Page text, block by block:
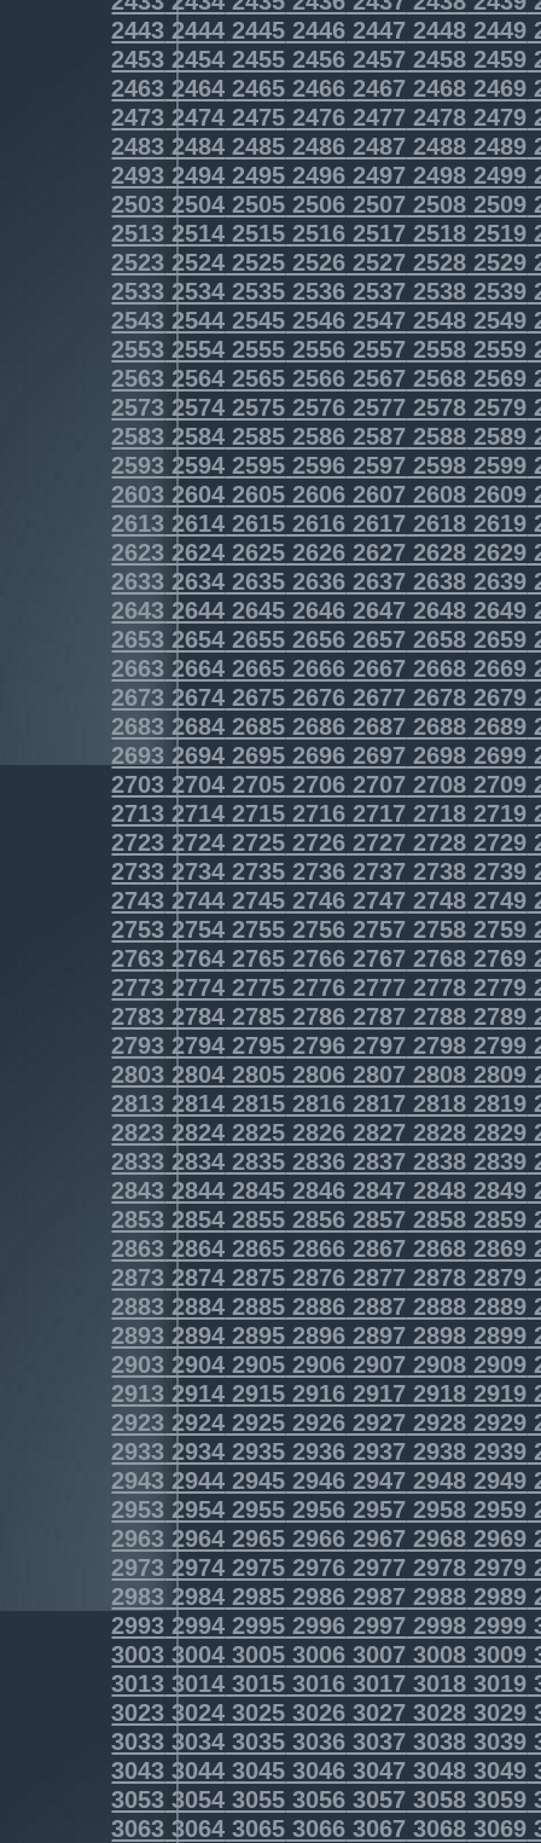
2443 2444 2445 2446 2447 2448 2449
2453 2454 2455 2456 2457 2458 2459
2463 2464 2465 2466 2467 2468 2469
2473 2474 2475 2476 2477 2478 2479
2483 2484 2485 2486 2487 2488 2489
2493 2494 2495 2496 2497 2498 2499
2503 2504 2505 2506 2507 2508 2509
2513 2514 2515 2516 2517 2518 2519
2523 2524 2525 2526 2527 2528 2529
2533 2534 2535 2536 2537 2538 2539
2543 2544 2545 2546 2547 2548 2549
2553 2554 2555 2556 2557 2558 2559
2563 2564 2565 2566 2567 2568 2569
2573 2574 2575 2576 2577 2578 2579
2583 2584 2585 2586 2587 2588 2589
2593 2594 2595 2596 2597 2598 2599
2603 2604 2605 2606 2607 2608 2609
2613 2614 2615 2616 2617 2618 2619
2623 2624 2625 2626 2627 2628 2629
2633 2634 2635 2636 2637 2638 2639
2643 2644 2645 2646 2647 2648 2649
2653 2654 2655 2656 2657 2658 2659
2663 2664 2665 2666 2667 2668 2669
2673 2674 2675 2676 2677 2678 2679
2683 2684 2685 2686 2687 2688 2689
2693 2694 2695 2696 2697 2698 2699
2703 2704 2705 2706 2707 2708 2709
2713 2714 2715 2716 2717 2718 2719
2723 2724 2725 2726 2727 2728 2729
2733 2734 2735 2736 2737 2738 2739
2743 2744 2745 2746 2747 2748 2749
2753 2754 2755 2756 2757 2758 2759
2763 2764 2765 2766 2767 2768 2769
2773 2774 2775 2776 2777 2778 2779
2783 2784 2785 2786 2787 2788 2789
2793 2794 2795 2796 2797 2798 2799
2803 2804 2805 2806 2807 2808 2809
2813 2814 2815 2816 2817 2818 2819
2823 2824 2825 2826 2827 2828 2829
2833 2834 2835 2836 2837 2838 2839
2843 2844 2845 2846 2847 2848 2849
2853 2854 2855 2856 2857 2858 2859
2863 2864 2865 2866 2867 2868 2869
2873 2874 2875 2876 2877 2878 2879
2883 2884 2885 2886 2887 2888 2889
2893 2894 2895 2896 2897 2898 2899
2903 2904 2905 2906 2907 2908 2909
2913 2914 2915 2916 2917 2918 2919
2923 2924 2925 2926 2927 2928 2929
2933 2934 2935 2936 2937 2938 2939
2943 2944 2945 2946 2947 2948 2949
2953 2954 2955 2956 2957 2958 2959
2963 2964 2965 2966 2967 2968 2969
2973 2974 2975 2976 2977 2978 2979
2983 2984 2985 2986 2987 2988 2989
2993 2994 2995 2996 2997 2998 2999
3003 3004 3005 3006 3007 3008 3009
3013 3014 3015 3016 3017 3018 3019
3023 3024 3025 3026 3027 3028 3029
3033 3034 3035 3036 3037 3038 3039
3043 3044 3045 3046 3047 3048 3049
3053 3054 3055 3056 3057 3058 3059
3063 3064 3065 3066 3067 3068 3069